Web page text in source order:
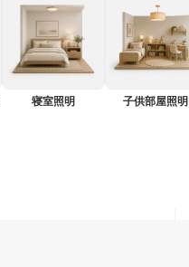
寝室照明 子供部屋照明